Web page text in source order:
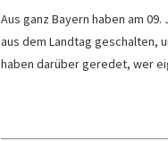
Aus ganz Bayern haben am
aus dem Landtag geschalten,
haben darüber geredet, wer